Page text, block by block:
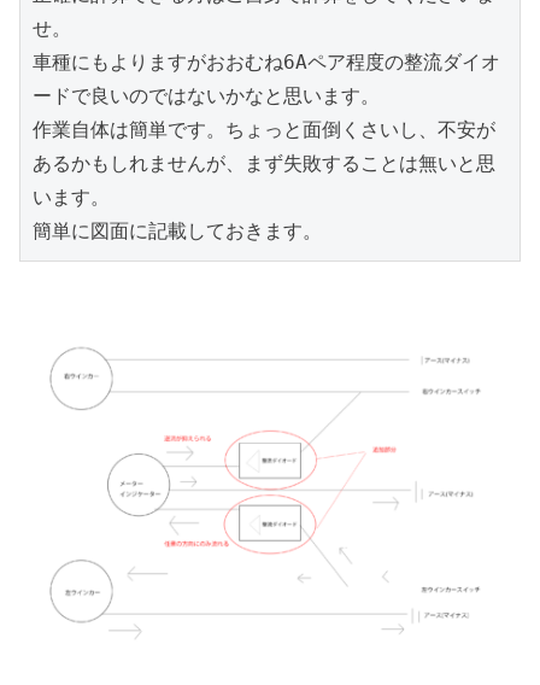
せ。
車種にもよりますがおおむね6Aペア程度の整流ダイオ
ードで良いのではないかなと思います。
作業自体は簡単です。ちょっと面倒くさいし、不安が
あるかもしれませんが、まず失敗することは無いと思
います。
簡単に図面に記載しておきます。